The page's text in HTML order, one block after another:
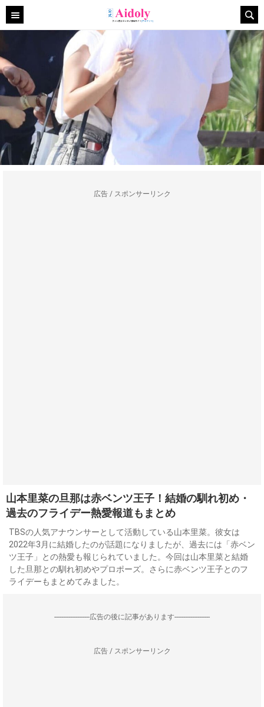
広告 / スポンサーリンク
山本里菜の旦那は赤ベンツ王子！結婚の馴れ初め・
過去のフライデー熱愛報道もまとめ
TBSの人気アナウンサーとして活動している山本里菜。彼女は
2022年3月に結婚したのが話題になりましたが、過去には「赤ベン
ツ王子」との熱愛も報じられていました。今回は山本里菜と結婚
した旦那との馴れ初めやプロポーズ。さらに赤ベンツ王子とのフ
ライデーもまとめてみました。
--------------------広告の後に記事があります--------------------
広告 / スポンサーリンク